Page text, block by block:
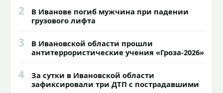
2
В Иванове погиб мужчина при падении
грузового лифта
3
В Ивановской области прошли
антитеррористические учения «Гроза-2026»
4
За сутки в Ивановской области
зафиксировали три ДТП с пострадавшими